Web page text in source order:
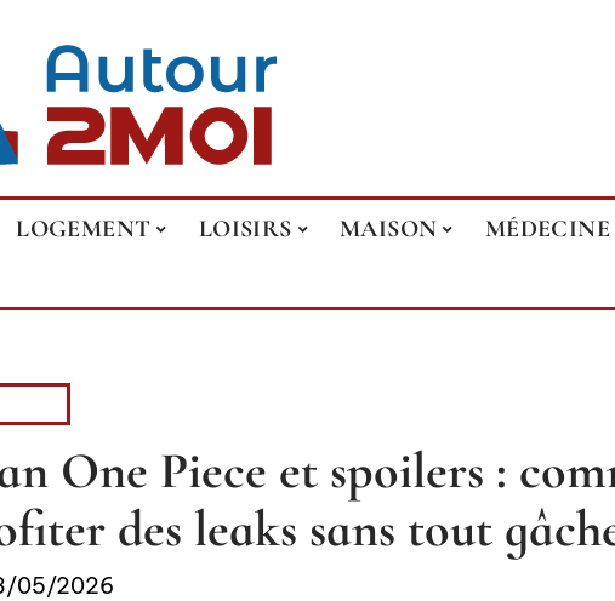
LOGEMENT LOISIRS MAISON MÉDECINE
One Piece et spoilers :
des leaks sans tout
05/2026